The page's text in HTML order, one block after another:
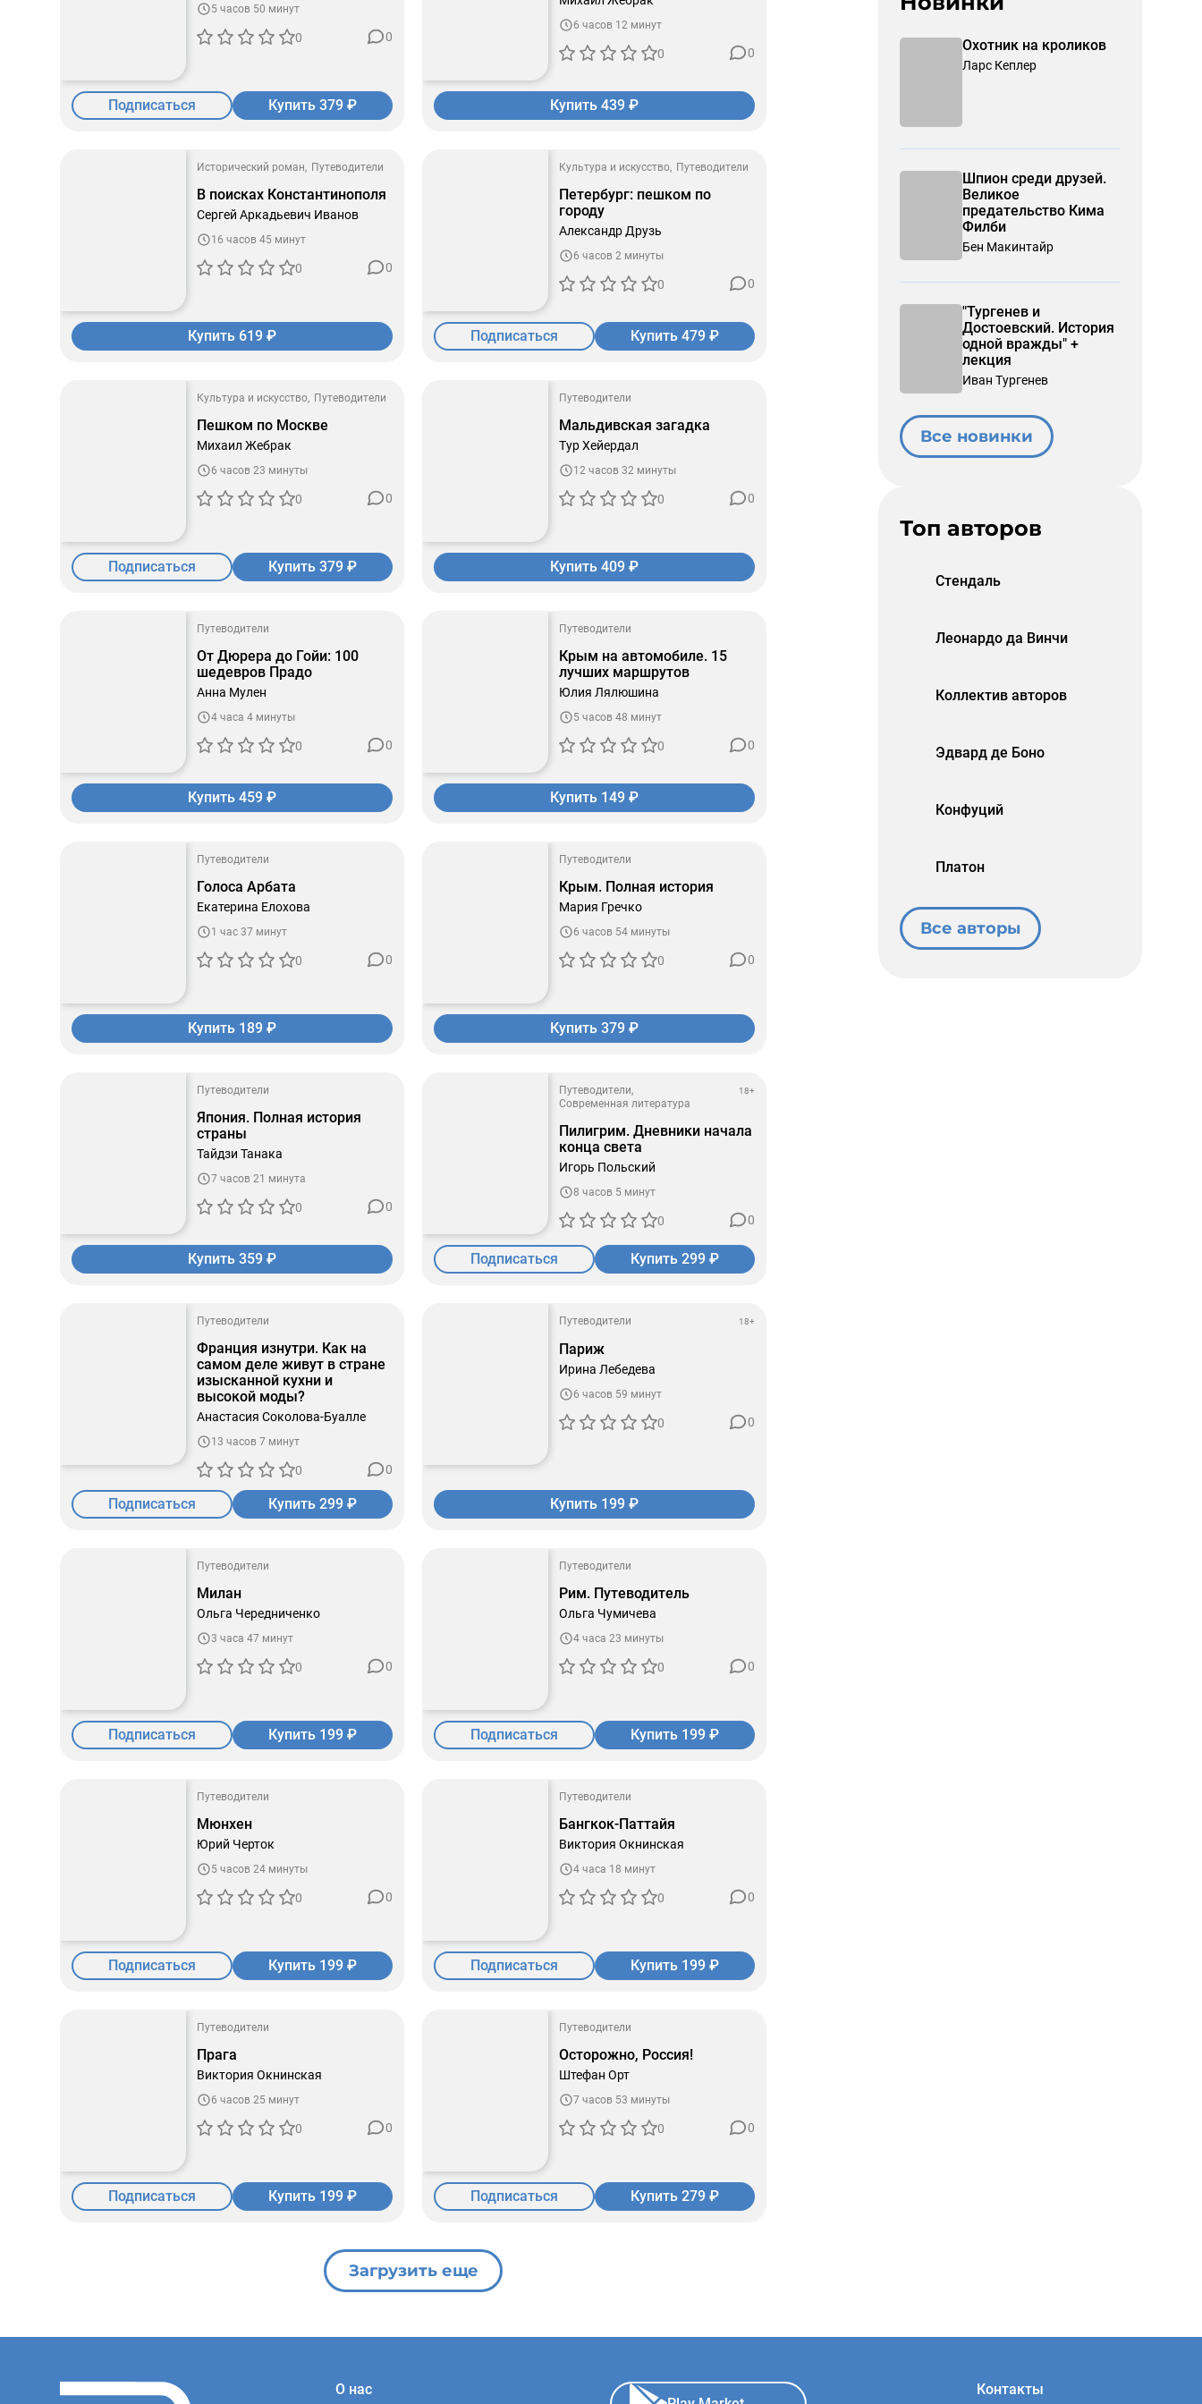
5 часов 50 минут
0 0
Подписаться Купить 379 ₽
6 часов 12 минут
0 0
Купить 439 ₽
Исторический роман Путеводители
В поисках Константинополя
Сергей Аркадьевич Иванов
16 часов 45 минут
0 0
Купить 619 ₽
Культура и искусство Путеводители
Петербург: пешком по
городу
Александр Друзь
6 часов 2 минуты
0 0
Подписаться Купить 479 ₽
Культура и искусство Путеводители
Пешком по Москве
Михаил Жебрак
6 часов 23 минуты
0 0
Подписаться Купить 379 ₽
Путеводители
Мальдивская загадка
Тур Хейердал
12 часов 32 минуты
0 0
Купить 409 ₽
Путеводители
От Дюрера до Гойи: 100
шедевров Прадо
Анна Мулен
4 часа 4 минуты
0 0
Купить 459 ₽
Путеводители
Крым на автомобиле. 15
лучших маршрутов
Юлия Лялюшина
5 часов 48 минут
0 0
Купить 149 ₽
Путеводители
Голоса Арбата
Екатерина Елохова
1 час 37 минут
0 0
Купить 189 ₽
Путеводители
Крым. Полная история
Мария Гречко
6 часов 54 минуты
0 0
Купить 379 ₽
Путеводители
Япония. Полная история
страны
Тайдзи Танака
7 часов 21 минута
0 0
Купить 359 ₽
Путеводители
Современная литература
18+
Пилигрим. Дневники начала
конца света
Игорь Польский
8 часов 5 минут
0 0
Подписаться Купить 299 ₽
Путеводители
Франция изнутри. Как на
самом деле живут в стране
изысканной кухни и
высокой моды?
Анастасия Соколова-Буалле
13 часов 7 минут
0 0
Подписаться Купить 299 ₽
Путеводители 18+
Париж
Ирина Лебедева
6 часов 59 минут
0 0
Купить 199 ₽
Путеводители
Милан
Ольга Чередниченко
3 часа 47 минут
0 0
Подписаться Купить 199 ₽
Путеводители
Рим. Путеводитель
Ольга Чумичева
4 часа 23 минуты
0 0
Подписаться Купить 199 ₽
Путеводители
Мюнхен
Юрий Черток
5 часов 24 минуты
0 0
Подписаться Купить 199 ₽
Путеводители
Бангкок-Паттайя
Виктория Окнинская
4 часа 18 минут
0 0
Подписаться Купить 199 ₽
Путеводители
Прага
Виктория Окнинская
6 часов 25 минут
0 0
Подписаться Купить 199 ₽
Путеводители
Осторожно, Россия!
Штефан Орт
7 часов 53 минуты
0 0
Подписаться Купить 279 ₽
Загрузить еще
Охотник на кроликов
Ларс Кеплер
Шпион среди друзей.
Великое
предательство Кима
Филби
Бен Макинтайр
"Тургенев и
Достоевский. История
одной вражды" +
лекция
Иван Тургенев
Все новинки
Топ авторов
Стендаль
Леонардо да Винчи
Коллектив авторов
Эдвард де Боно
Конфуций
Платон
Все авторы
О нас
Контакты